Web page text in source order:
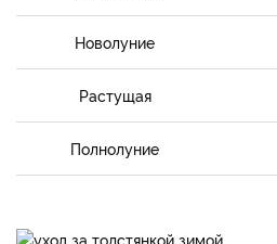
Новолуние
Растущая
Полнолуние